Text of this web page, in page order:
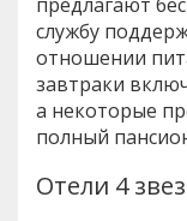
службу
отношении
завтраки
а некоторые
полный
Отели 4